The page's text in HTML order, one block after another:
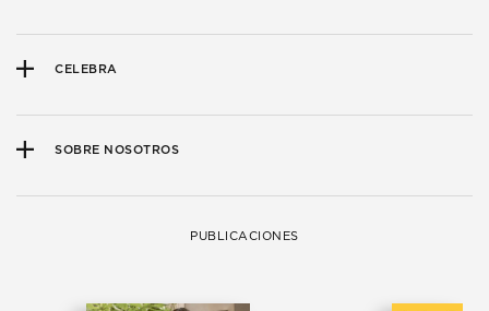
CELEBRA
SOBRE NOSOTROS
PUBLICACIONES